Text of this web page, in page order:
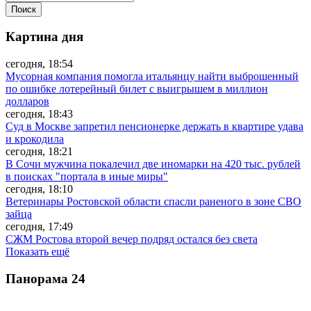
Картина дня
сегодня, 18:54
Мусорная компания помогла итальянцу найти выброшенный
по ошибке лотерейный билет с выигрышем в миллион
долларов
сегодня, 18:43
Суд в Москве запретил пенсионерке держать в квартире удава
и крокодила
сегодня, 18:21
В Сочи мужчина покалечил две иномарки на 420 тыс. рублей
в поисках "портала в иные миры"
сегодня, 18:10
Ветеринары Ростовской области спасли раненого в зоне СВО
зайца
сегодня, 17:49
СЖМ Ростова второй вечер подряд остался без света
Показать ещё
Панорама 24